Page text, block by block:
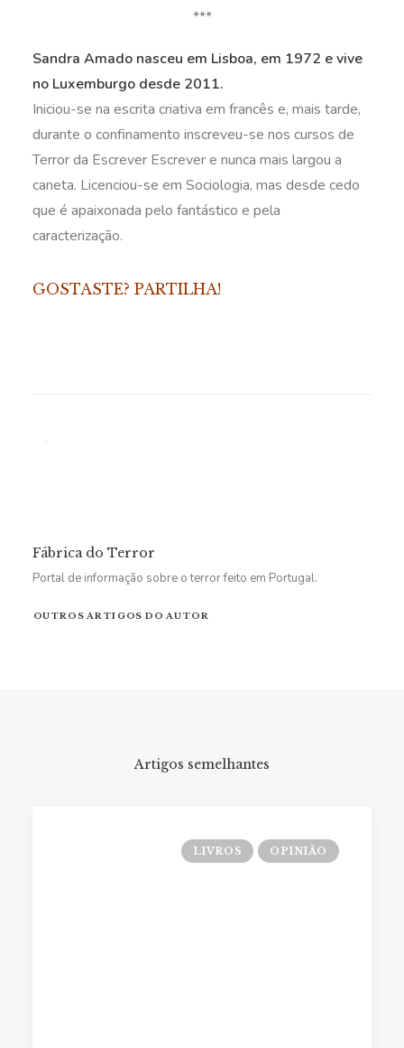
***
Sandra Amado nasceu em Lisboa, em 1972 e vive
no Luxemburgo desde 2011.
Iniciou-se na escrita criativa em francês e, mais tarde,
durante o confinamento inscreveu-se nos cursos de
Terror da Escrever Escrever e nunca mais largou a
caneta. Licenciou-se em Sociologia, mas desde cedo
que é apaixonada pelo fantástico e pela
caracterização.
GOSTASTE? PARTILHA!
Fábrica do Terror
Portal de informação sobre o terror feito em Portugal.
OUTROS ARTIGOS DO AUTOR
Artigos semelhantes
LIVROS OPINIÃO